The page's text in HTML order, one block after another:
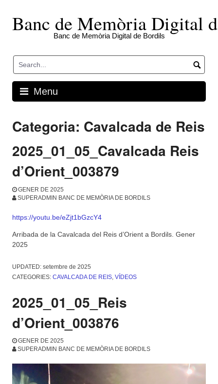
contentBanc de Memòria Digital
Banc de Memòria Digital de Bordils
Menu
Categoria: Cavalcada de Reis
2025_01_05_Cavalcada Reis
d’Orient_003879
GENER DE 2025
SUPERADMIN BANC DE MEMÒRIA DE BORDILS
https://youtu.be/eZjt1bGzcY4
Arribada de la Cavalcada del Reis d’Orient a Bordils. Gener
2025
UPDATED: setembre de 2025
CATEGORIES: CAVALCADA DE REIS VÍDEOS
2025_01_05_Reis
d’Orient_003876
GENER DE 2025
SUPERADMIN BANC DE MEMÒRIA DE BORDILS